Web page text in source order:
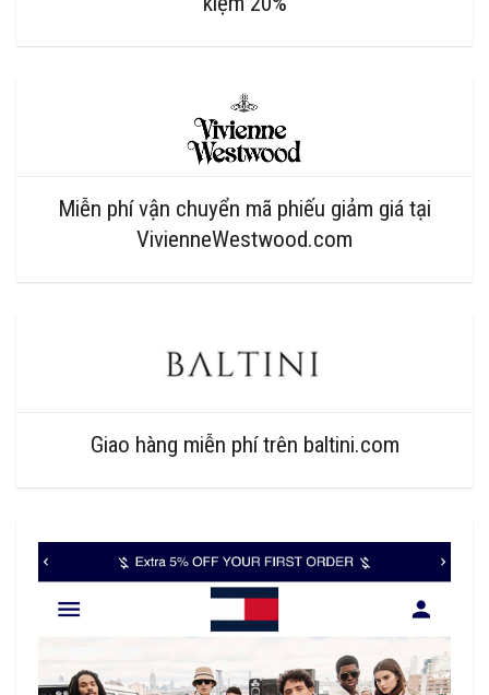
Miễn phí vận chuyển mã phiếu giảm giá tại
VivienneWestwood.com
Giao hàng miễn phí trên baltini.com